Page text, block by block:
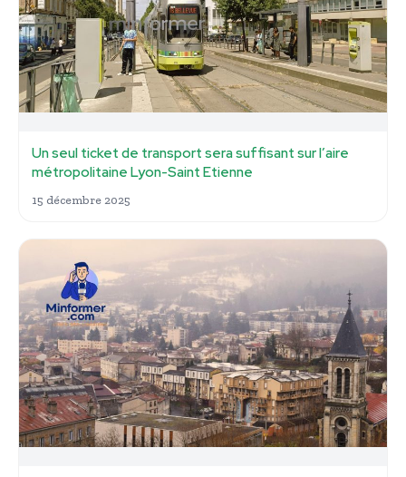
Un seul ticket de transport sera suffisant sur l’aire
métropolitaine Lyon-Saint Etienne
15 décembre 2025